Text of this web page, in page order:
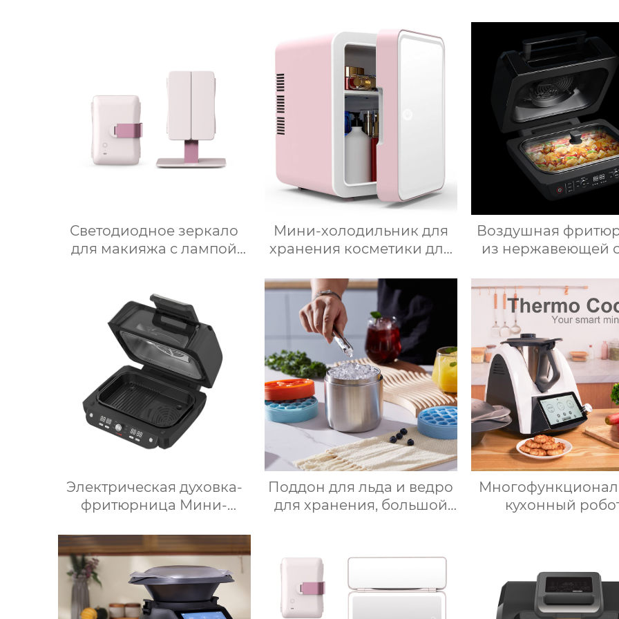
Светодиодное зеркало
для макияжа с лампой
заполняет свет складное
косметическое зеркало
для переодевания
фабрика зеркал
Мини-холодильник для
хранения косметики для
Автомобильный офис,
Фруктовый напиток,
грудное молоко,
автомобильный мини-
холодильник
Воздушная
из нержавеющей
приготовления
низким
жира
воздушная
Тостер
воздушная
Электрическая духовка-
фритюрница Мини-
Умная мощность
Безмасляная глубокая с
умной плитой
серебристого цвета с
цифровым ЖК-дисплеем
Поддон для льда и ведро
для хранения, большой
пищевого силикона с
крышкой, изготовленный
на заказ
кухонный
рецепты /